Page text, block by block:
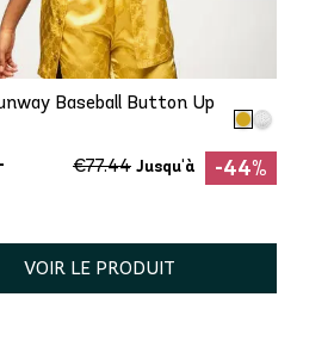
S M L
Baseball Button Up
€77.44 Jusqu'à -44%
VOIR LE PRODUIT